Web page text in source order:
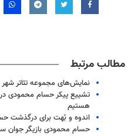
مطالب مرتبط
نمایش‌های مجموعه تئاتر
تشییع پیکر حسام محمودی
هستیم
اندوه و بُهت برای درگذشت
حسام محمودی بازیگر جوان